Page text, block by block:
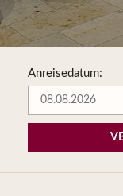
Anreisedatum: